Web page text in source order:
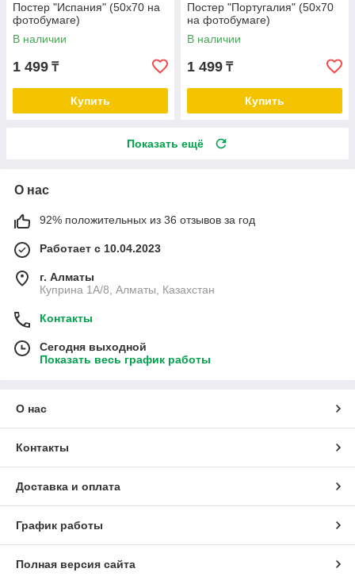
Постер "Испания" (50х70 на
фотобумаге)
В наличии
1 499 ₸
Купить
Постер "Португалия" (50х70
на фотобумаге)
В наличии
1 499 ₸
Купить
Показать ещё
О нас
92% положительных из 36 отзывов за год
Работает с 10.04.2023
г. Алматы
Куприна 1A/8, Алматы, Казахстан
Контакты
Сегодня выходной
Показать весь график работы
О нас
Контакты
Доставка и оплата
График работы
Полная версия сайта